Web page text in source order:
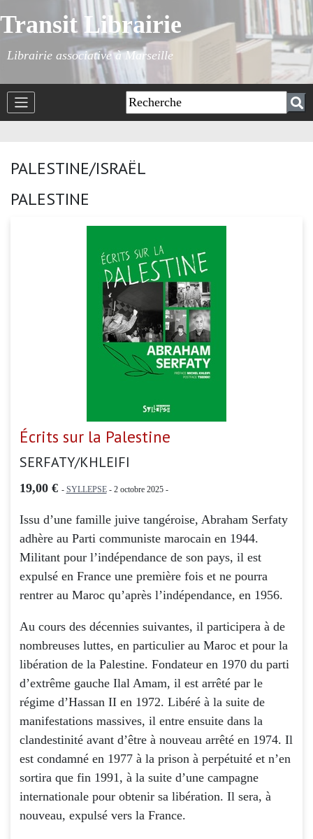
Transit Librairie
Librairie associative à Marseille
PALESTINE/ISRAËL
PALESTINE
Écrits sur la Palestine
SERFATY/KHLEIFI
19,00 € - SYLLEPSE- 2 octobre 2025 -
Issu d’une famille juive tangéroise, Abraham Serfaty
adhère au Parti communiste marocain en 1944.
Militant pour l’indépendance de son pays, il est
expulsé en France une première fois et ne pourra
rentrer au Maroc qu’après l’indépendance, en 1956.
Au cours des décennies suivantes, il participera à de
nombreuses luttes, en particulier au Maroc et pour la
libération de la Palestine. Fondateur en 1970 du parti
d’extrême gauche Ilal Amam, il est arrêté par le
régime d’Hassan II en 1972. Libéré à la suite de
manifestations massives, il entre ensuite dans la
clandestinité avant d’être à nouveau arrêté en 1974. Il
est condamné en 1977 à la prison à perpétuité et n’en
sortira que fin 1991, à la suite d’une campagne
internationale pour obtenir sa libération. Il sera, à
nouveau, expulsé vers la France.